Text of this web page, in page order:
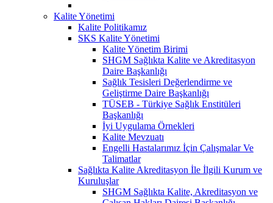
Kalite Yönetimi
Kalite Politikamız
SKS Kalite Yönetimi
Kalite Yönetim Birimi
SHGM Sağlıkta Kalite ve Akreditasyon
Daire Başkanlığı
Sağlık Tesisleri Değerlendirme ve
Geliştirme Daire Başkanlığı
TÜSEB - Türkiye Sağlık Enstitüleri
Başkanlığı
İyi Uygulama Örnekleri
Kalite Mevzuatı
Engelli Hastalarımız İçin Çalışmalar Ve
Talimatlar
Sağlıkta Kalite Akreditasyon İle İlgili Kurum ve
Kuruluşlar
SHGM Sağlıkta Kalite, Akreditasyon ve